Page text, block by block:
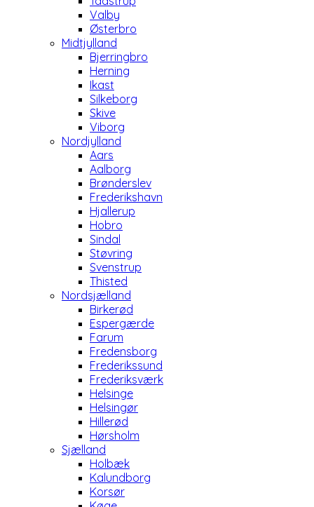
Valby
Østerbro
Midtjylland
Bjerringbro
Herning
Ikast
Silkeborg
Skive
Viborg
Nordjylland
Aars
Aalborg
Brønderslev
Frederikshavn
Hjallerup
Hobro
Sindal
Støvring
Svenstrup
Thisted
Nordsjælland
Birkerød
Espergærde
Farum
Fredensborg
Frederikssund
Frederiksværk
Helsinge
Helsingør
Hillerød
Hørsholm
Sjælland
Holbæk
Kalundborg
Korsør